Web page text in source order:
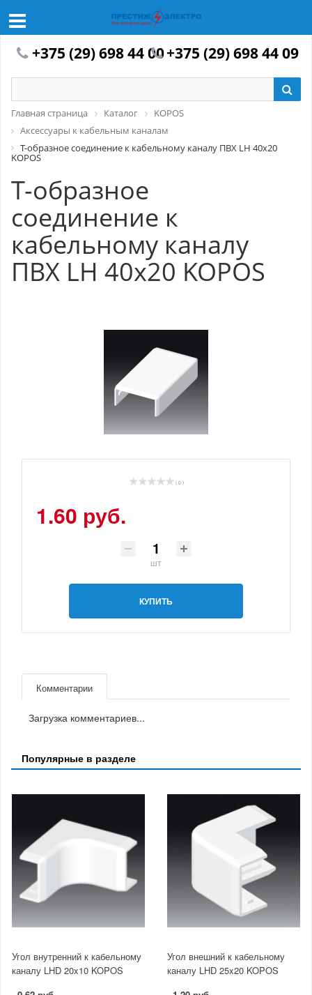
+375 (29) 698 44 00+375 (29) 698 44 09
Главная страница Каталог
KOPOS
Аксессуары к кабельным каналам
Т-образное соединение к кабельному каналу ПВХ LH 40x20
KOPOS
Т-образное
соединение к
кабельному каналу
ПВХ LH 40x20 KOPOS
( 0 )
1.60 руб.
шт
КУПИТЬ
Комментарии
Загрузка комментариев...
Популярные в разделе
Угол внутренний к кабельному
каналу LHD 20x10 KOPOS
Угол внешний к кабельному
каналу LHD 25x20 KOPOS